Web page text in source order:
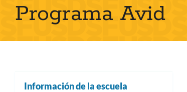
pan
Programa Avid
Información de la escuela